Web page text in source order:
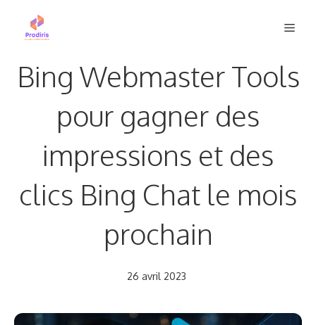
Bing Webmaster Tools
pour gagner des
impressions et des
clics Bing Chat le mois
prochain
26 avril 2023